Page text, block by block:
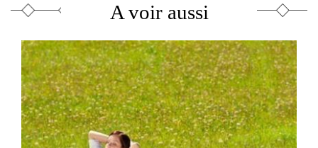
A voir aussi